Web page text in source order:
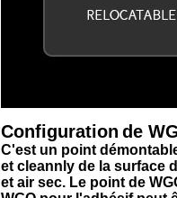
Configuration de
C'est un point
et cleannly de la surface
et air sec. Le point de